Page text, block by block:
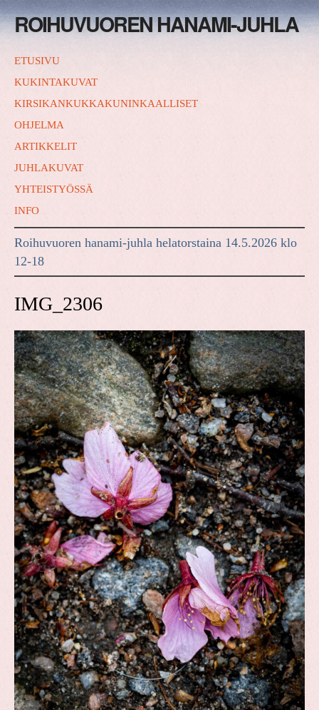
ROIHUVUOREN HANAMI-JUHLA
ETUSIVU
KUKINTAKUVAT
KIRSIKANKUKKAKUNINKAALLISET
OHJELMA
ARTIKKELIT
JUHLAKUVAT
YHTEISTYÖSSÄ
INFO
Roihuvuoren hanami-juhla helatorstaina 14.5.2026 klo
12-18
IMG_2306